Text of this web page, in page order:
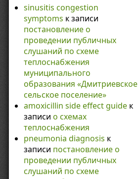
sinusitis congestion
symptoms к записи
постановление о
проведении публичных
слушаний по схеме
теплоснабжения
муниципального
образования «Дмитриевское
сельское поселение»
amoxicillin side effect guideк
записи о схемах
теплоснабжения
pneumonia diagnosis к
записи постановление о
проведении публичных
слушаний по схеме